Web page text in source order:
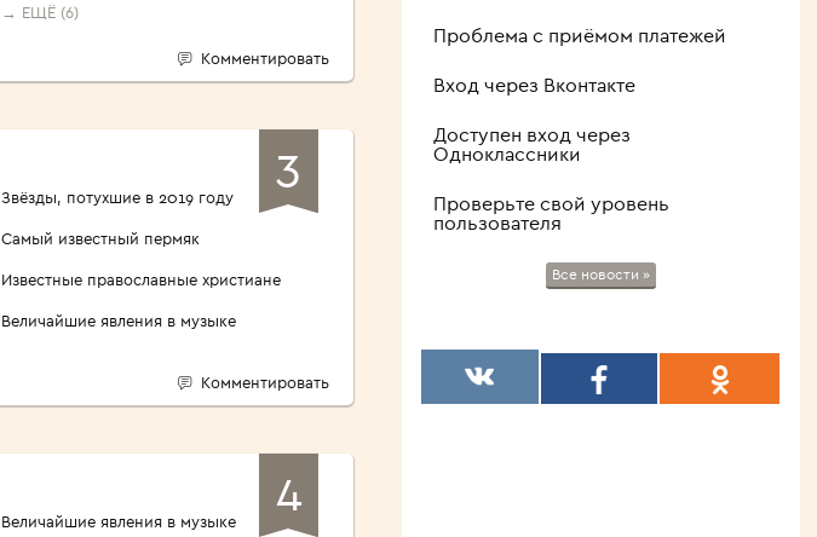
→ ЕЩЁ (6)
Комментировать
3
Звёзды, потухшие в 2019 году
Самый известный пермяк
Известные православные христиане
Величайшие явления в музыке
Комментировать
4
Величайшие явления в музыке
Проблема с приёмом платежей
Вход через Вконтакте
Доступен вход через
Одноклассники
Проверьте свой уровень
пользователя
Все новости »